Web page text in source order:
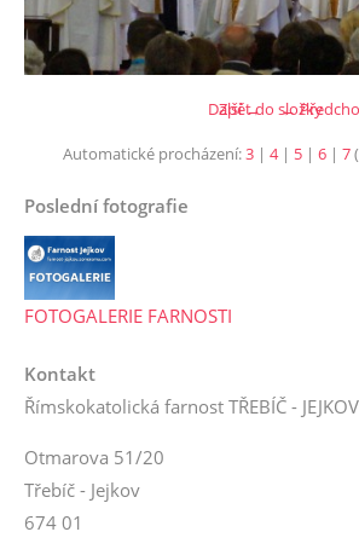
←
Další →
Zpět do složky
Automatické procházení:3 | 4| 5 | 6 | 7
Poslední fotografie
FOTOGALERIE FARNOSTI
Kontakt
Římskokatolická farnost TŘEBÍČ - JEJKOV
Otmarova 51/20
Třebíč - Jejkov
674 01